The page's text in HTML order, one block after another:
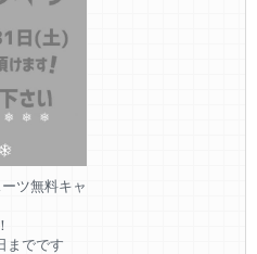
ツ無料キャ
までです